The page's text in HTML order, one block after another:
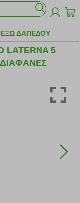
ΕΞΩ ΔΑΠΕΔΟΥ
5
ΔΙΑΦΑΝΕΣ